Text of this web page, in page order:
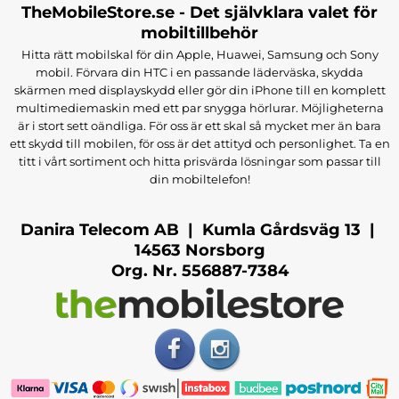
TheMobileStore.se - Det självklara valet för
mobiltillbehör
Hitta rätt mobilskal för din Apple, Huawei, Samsung och Sony
mobil. Förvara din HTC i en passande läderväska, skydda
skärmen med displayskydd eller gör din iPhone till en komplett
multimediemaskin med ett par snygga hörlurar. Möjligheterna
är i stort sett oändliga. För oss är ett skal så mycket mer än bara
ett skydd till mobilen, för oss är det attityd och personlighet. Ta en
titt i vårt sortiment och hitta prisvärda lösningar som passar till
din mobiltelefon!
Danira Telecom AB | Kumla Gårdsväg 13 |
14563 Norsborg
Org. Nr. 556887-7384